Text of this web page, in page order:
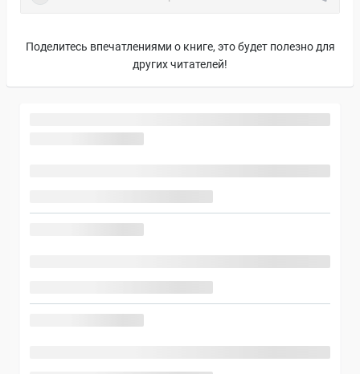
Поделитесь впечатлениями о книге, это будет полезно для
других читателей!